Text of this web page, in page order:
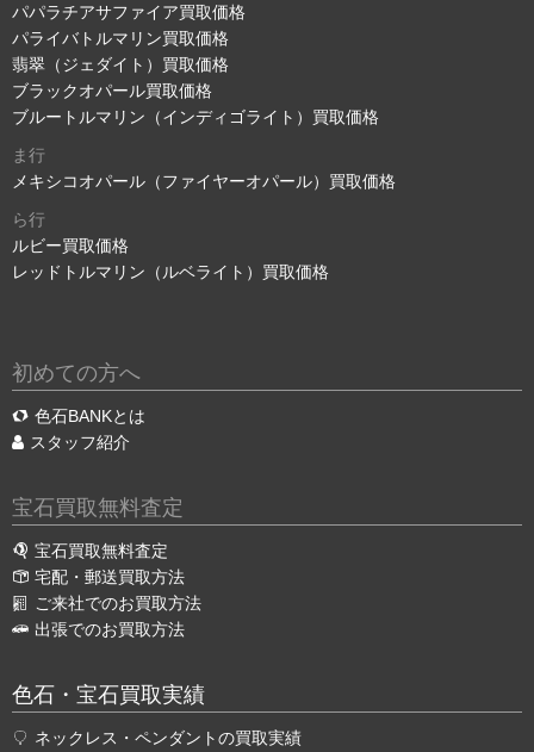
パパラチアサファイア買取価格
パライバトルマリン買取価格
翡翠（ジェダイト）買取価格
ブラックオパール買取価格
ブルートルマリン（インディゴライト）買取価格
ま行
メキシコオパール（ファイヤーオパール）買取価格
ら行
ルビー買取価格
レッドトルマリン（ルベライト）買取価格
初めての方へ
色石BANKとは
スタッフ紹介
宝石買取無料査定
宝石買取無料査定
宅配・郵送買取方法
ご来社でのお買取方法
出張でのお買取方法
色石・宝石買取実績
ネックレス・ペンダントの買取実績